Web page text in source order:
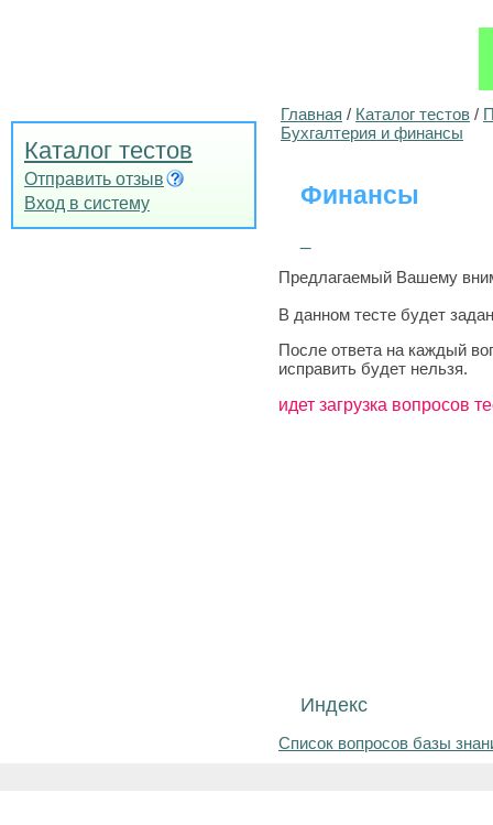
Каталог тестов
Отправить отзыв
Вход в систему
Главная / Каталог тестов /
Бухгалтерия и финансы
Финансы
Предлагаемый Вашему
В данном тесте будет
После ответа на каждый
исправить будет нельзя.
идет загрузка вопросов
Индекс
Список вопросов базы